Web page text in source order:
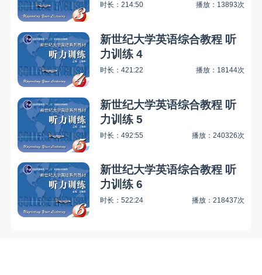
时长：214:50 播放：13893次
新世纪大学英语综合教程 听
力训练 4
时长：421:22 播放：18144次
新世纪大学英语综合教程 听
力训练 5
时长：492:55 播放：240326次
新世纪大学英语综合教程 听
力训练 6
时长：522:24 播放：218437次